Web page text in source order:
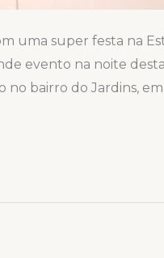
uma super festa na
evento na noite
bairro do Jardins,